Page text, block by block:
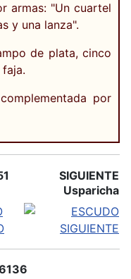
armas: "Un cuartel
y una lanza".
de plata, cinco
por
SIGUIENTE
Usparicha